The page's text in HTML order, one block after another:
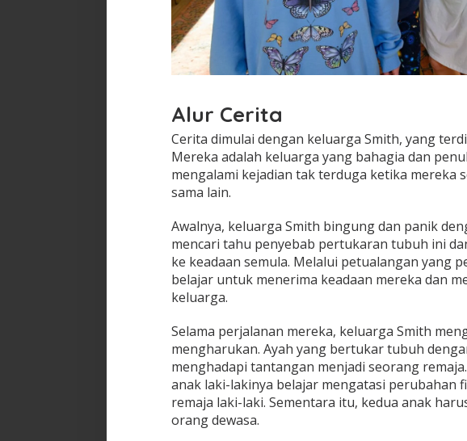
Alur Cerita
Cerita dimulai dengan keluarga Smith, yang
Mereka adalah keluarga yang bahagia dan
mengalami kejadian tak terduga ketika mereka
sama lain.
Awalnya, keluarga Smith bingung dan panik
mencari tahu penyebab pertukaran tubuh ini
ke keadaan semula. Melalui petualangan yang
belajar untuk menerima keadaan mereka dan
keluarga.
Selama perjalanan mereka, keluarga Smith
mengharukan. Ayah yang bertukar tubuh
menghadapi tantangan menjadi seorang
anak laki-lakinya belajar mengatasi perubahan
remaja laki-laki. Sementara itu, kedua anak
orang dewasa.